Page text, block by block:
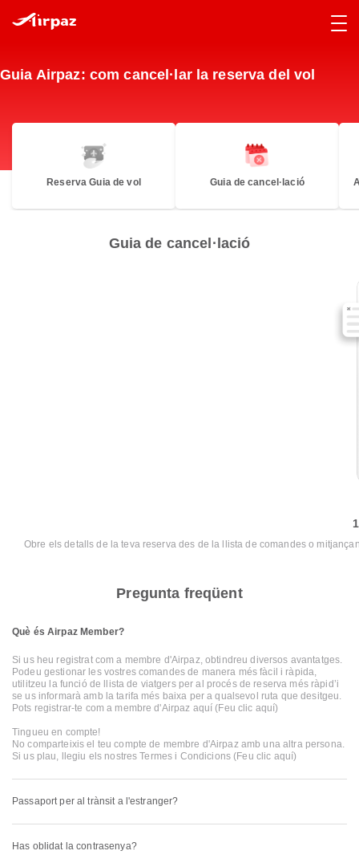
Guia Airpaz: com cancel·lar la reserva del vol
Reserva Guia de vol Guia de cancel·lació
Guia de cancel·lació
Obre els detalls de la teva reserva des de la llista de comandes o
Pregunta freqüent
Què és Airpaz Member?
Si us heu registrat com a membre d'Airpaz, obtindreu diversos avantatges.
Podeu gestionar les vostres comandes de manera més fàcil i ràpida,
utilitzeu la funció de llista de viatgers per al procés de reserva més ràpid’i
se us informarà amb la tarifa més baixa per a qualsevol ruta que desitgeu.
Pots registrar-te com a membre d'Airpaz aquí (Feu clic aquí)
Tingueu en compte!
No comparteixis el teu compte de membre d'Airpaz amb una altra persona.
Si us plau, llegiu els nostres Termes i Condicions (Feu clic aquí)
Passaport per al trànsit a l'estranger?
Has oblidat la contrasenya?